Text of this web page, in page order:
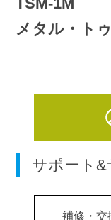
メタル・ト
サポート&
補修・交